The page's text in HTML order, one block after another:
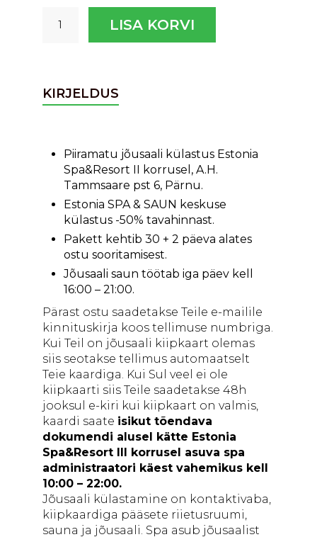
päeva
LISA KORVI
KIRJELDUS
Piiramatu jõusaali külastus Estonia
Spa&Resort II korrusel, A.H.
Tammsaare pst 6, Pärnu.
Estonia SPA & SAUN keskuse
külastus -50% tavahinnast.
Pakett kehtib 30 + 2 päeva alates
ostu sooritamisest.
Jõusaali saun töötab iga päev kell
16:00 – 21:00.
Pärast ostu saadetakse Teile e-mailile
kinnituskirja koos tellimuse numbriga.
Kui Teil on jõusaali kiipkaart olemas
siis seotakse tellimus automaatselt
Teie kaardiga. Kui Sul veel ei ole
kiipkaarti siis Teile saadetakse 48h
jooksul e-kiri kui kiipkaart on valmis,
kaardi saate isikut tõendava
dokumendi alusel kätte Estonia
Spa&Resort III korrusel asuva spa
administraatori käest vahemikus kell
10:00 – 22:00.
Jõusaali külastamine on kontaktivaba,
kiipkaardiga pääsete riietusruumi,
sauna ja jõusaali. Spa asub jõusaalist